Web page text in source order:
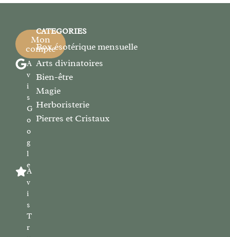
Mon
compte
A
v
i
s
G
o
o
g
l
e
A
v
i
s
T
r
CATEGORIES
Box ésotérique mensuelle
Arts divinatoires
Bien-être
Magie
Herboristerie
Pierres et Cristaux